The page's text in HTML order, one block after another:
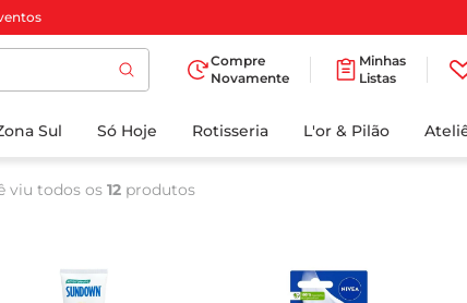
Compre
Novamente
Minhas
Listas
Sul Só Hoje Rotisseria L'or & Pilão
viu todos os12 produtos
BUSCADOS